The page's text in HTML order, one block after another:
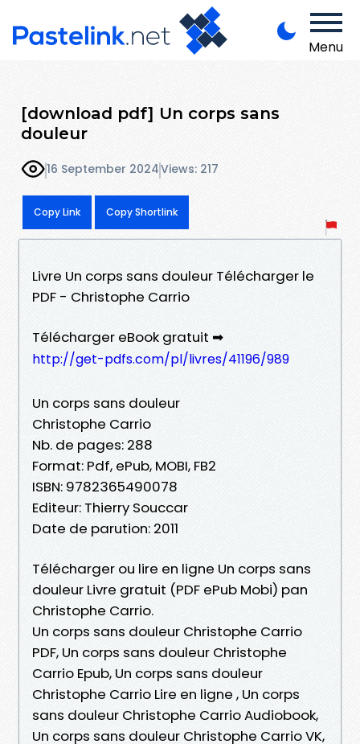
Menu
[download pdf] Un corps sans
douleur
16 September 2024Views: 217
Copy Link Copy Shortlink
Livre Un corps sans douleur Télécharger le
PDF - Christophe Carrio
Télécharger eBook gratuit ➡
http://get-pdfs.com/pl/livres/41196/989
Un corps sans douleur
Christophe Carrio
Nb. de pages: 288
Format: Pdf, ePub, MOBI, FB2
ISBN: 9782365490078
Editeur: Thierry Souccar
Date de parution: 2011
Télécharger ou lire en ligne Un corps sans
douleur Livre gratuit (PDF ePub Mobi) pan
Christophe Carrio.
Un corps sans douleur Christophe Carrio
PDF, Un corps sans douleur Christophe
Carrio Epub, Un corps sans douleur
Christophe Carrio Lire en ligne , Un corps
sans douleur Christophe Carrio Audiobook,
Un corps sans douleur Christophe Carrio VK,